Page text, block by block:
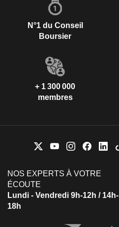
N°1 du Conseil
Boursier
+ 1 300 000
membres
NOS EXPERTS À VOTRE
ÉCOUTE
Lundi - Vendredi 9h-12h / 14h-
18h